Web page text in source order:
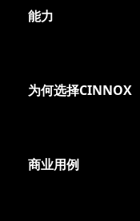
能力
为何选择CINNOX
商业用例